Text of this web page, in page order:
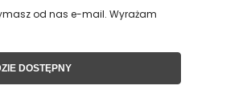
od nas e-mail. Wyrażam
DOSTĘPNY